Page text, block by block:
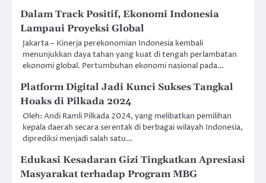
Dalam Track Positif, Ekonomi Indonesia
Lampaui Proyeksi Global
Jakarta – Kinerja perekonomian Indonesia kembali
menunjukkan daya tahan yang kuat di tengah perlambatan
ekonomi global. Pertumbuhan ekonomi nasional pada…
Platform Digital Jadi Kunci Sukses Tangkal
Hoaks di Pilkada 2024
Oleh: Andi Ramli Pilkada 2024, yang melibatkan pemilihan
kepala daerah secara serentak di berbagai wilayah Indonesia,
diprediksi menjadi salah satu…
Edukasi Kesadaran Gizi Tingkatkan Apresiasi
Masyarakat terhadap Program MBG